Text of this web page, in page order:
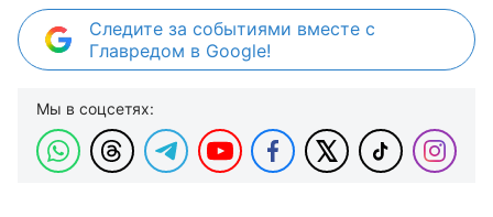
Следите за событиями вместе с
Главредом в Google!
Мы в соцсетях: